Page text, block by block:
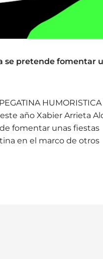
se pretende fomentar
HUMORISTICA
año Xabier Arrieta
fomentar unas fiestas
en el marco de otros